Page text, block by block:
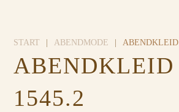
START ABENDMODE ABENDKLEID
ABENDKLEID
1545.2